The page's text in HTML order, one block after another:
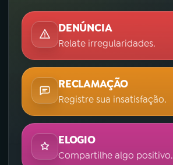
DENÚNCIA
Relate irregularidades.
RECLAMAÇÃO
Registre sua insatisfação.
ELOGIO
Compartilhe algo positivo.